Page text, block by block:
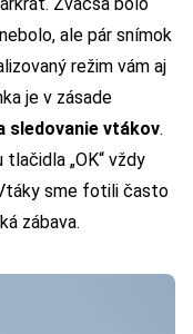
Zväčša bolo
ale pár snímok
režim vám aj
je v zásade
sledovanie vtákov.
„OK“ vždy
sme fotili často
zábava.